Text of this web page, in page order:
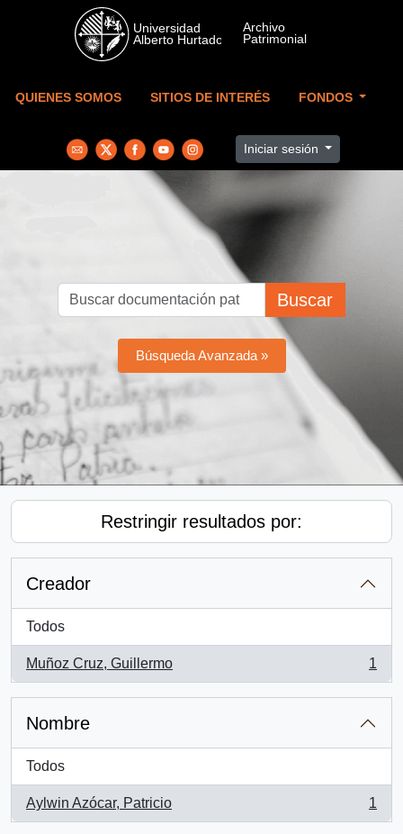
Skip to main content
QUIENES SOMOS SITIOS DE INTERÉS FONDOS
Iniciar sesión
Buscar
Búsqueda Avanzada »
Restringir resultados por:
Creador
Todos
Muñoz Cruz, Guillermo
, 1 resultados
1
Nombre
Todos
Aylwin Azócar, Patricio
, 1 resultados
1